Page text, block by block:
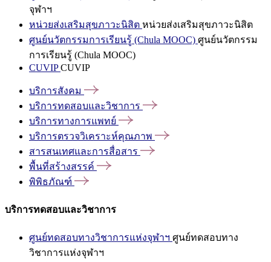
จุฬาฯ
หน่วยส่งเสริมสุขภาวะนิสิต หน่วยส่งเสริมสุขภาวะนิสิต
ศูนย์นวัตกรรมการเรียนรู้ (Chula MOOC) ศูนย์นวัตกรรม
การเรียนรู้ (Chula MOOC)
CUVIPCUVIP
บริการสังคม
บริการทดสอบและวิชาการ
บริการทางการแพทย์
บริการตรวจวิเคราะห์คุณภาพ
สารสนเทศและการสื่อสาร
พื้นที่สร้างสรรค์
พิพิธภัณฑ์
บริการทดสอบและวิชาการ
ศูนย์ทดสอบทางวิชาการแห่งจุฬาฯ ศูนย์ทดสอบทาง
วิชาการแห่งจุฬาฯ